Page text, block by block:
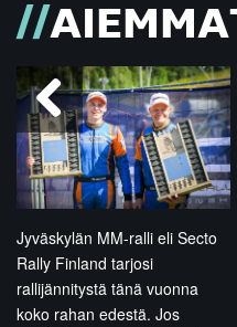
Jyväskylän MM-ralli eli Secto
Rally Finland tarjosi
rallijännitystä tänä vuonna
koko rahan edestä. Jos
Previous